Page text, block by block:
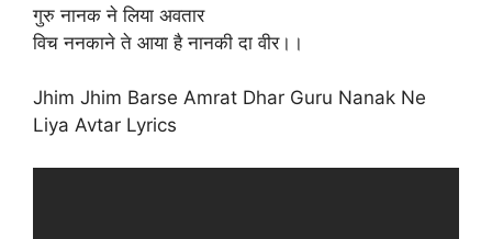
गुरु नानक ने लिया अवतार
विच ननकाने ते आया है नानकी दा वीर।।
Jhim Jhim Barse Amrat Dhar Guru Nanak Ne
Liya Avtar Lyrics